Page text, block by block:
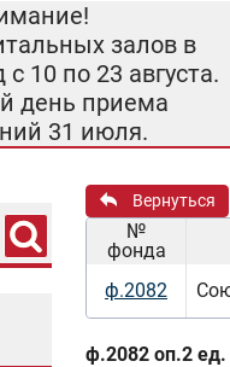
залов в
10 по 23 августа.
день приема
31 июля.
Вернуться
№
фонда
ф.2082
ф.2082 оп.2 ед.